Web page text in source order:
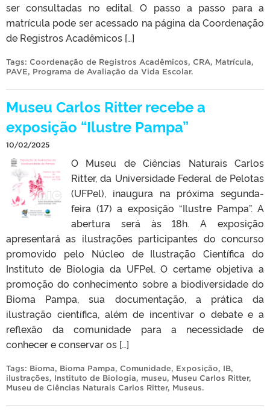
ser consultadas no edital. O passo a passo para a
matrícula pode ser acessado na página da Coordenação
de Registros Acadêmicos […]
Tags: Coordenação de Registros Acadêmicos, CRA, Matrícula,
PAVE, Programa de Avaliação da Vida Escolar.
Museu Carlos Ritter recebe a
exposição “Ilustre Pampa”
10/02/2025
O Museu de Ciências Naturais Carlos
Ritter, da Universidade Federal de Pelotas
(UFPel), inaugura na próxima segunda-
feira (17) a exposição “Ilustre Pampa”. A
abertura será às 18h. A exposição
apresentará as ilustrações participantes do concurso
promovido pelo Núcleo de Ilustração Científica do
Instituto de Biologia da UFPel. O certame objetiva a
promoção do conhecimento sobre a biodiversidade do
Bioma Pampa, sua documentação, a prática da
ilustração científica, além de incentivar o debate e a
reflexão da comunidade para a necessidade de
conhecer e conservar os […]
Tags: Bioma, Bioma Pampa, Comunidade, Exposição, IB,
ilustrações, Instituto de Biologia, museu, Museu Carlos Ritter,
Museu de Ciências Naturais Carlos Ritter, Museus.